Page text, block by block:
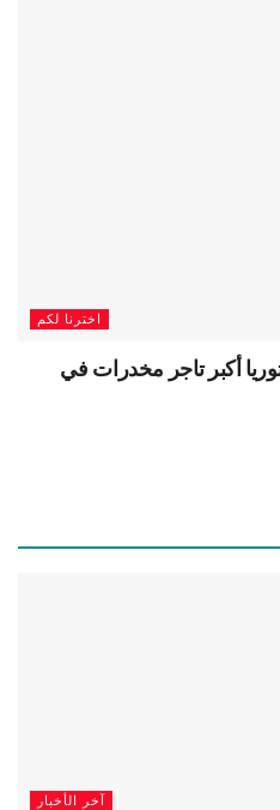
اخترنا لكم
أكبر تاجر مخدرات في
آخر الأخبار